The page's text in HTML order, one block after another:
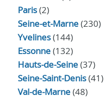
Paris(2)
Seine-et-Marne(230)
Yvelines(144)
Essonne(132)
Hauts-de-Seine(37)
Seine-Saint-Denis(41)
Val-de-Marne(48)